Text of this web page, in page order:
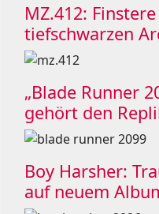
MZ.412:
tiefschwarzen
„Blade Runner
gehört den
Boy Harsher:
auf neuem